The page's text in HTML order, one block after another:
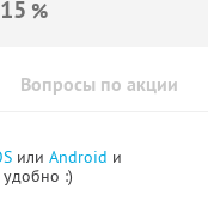
15 %
Вопросы по акции
или Android и
:)